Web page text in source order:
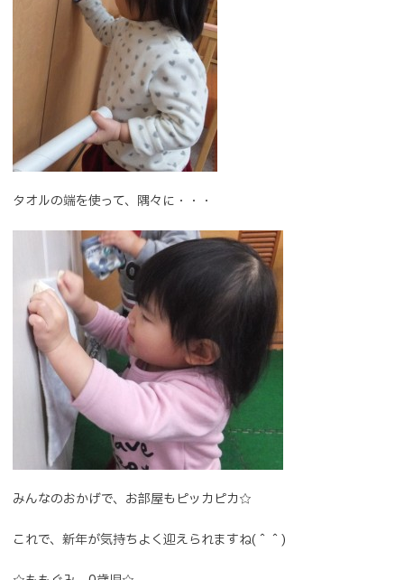
タオルの端を使って、隅々に・・・
みんなのおかげで、お部屋もピッカピカ☆
これで、新年が気持ちよく迎えられますね(＾＾)